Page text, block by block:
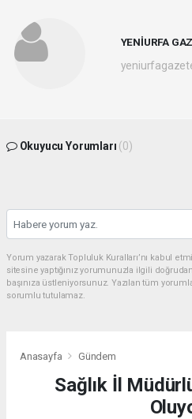
YENİURFA
Okuyucu Yorumları (0)
Yorum yazarak Topluluk Kuralları’nı kabul
sitesine yaptığınız yorumunuzla ilgili
başınıza üstleniyorsunuz. Yazılan tüm
sorumlu tutulamaz.
Anasayfa Gündem
Sağlık İl